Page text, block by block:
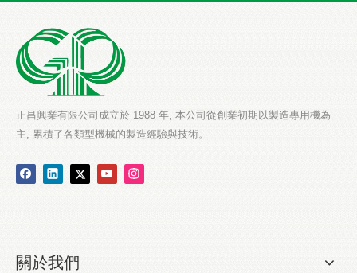
正昌興業有限公司成立於 1988 年, 本公司從創業初期以製造專用機為
主, 累積了各類型機械的製造經驗與技術。
關於我們